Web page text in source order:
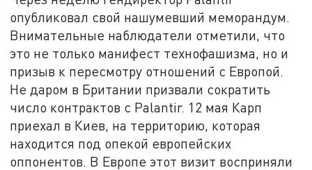
опубликовал свой нашумевший меморандум.
Внимательные наблюдатели отметили, что
это не только манифест технофашизма, но и
призыв к пересмотру отношений с Европой.
Не даром в Британии призвали сократить
число контрактов с Palantir. 12 мая Карп
приехал в Киев, на территорию, которая
находится под опекой европейских
оппонентов. В Европе этот визит восприняли